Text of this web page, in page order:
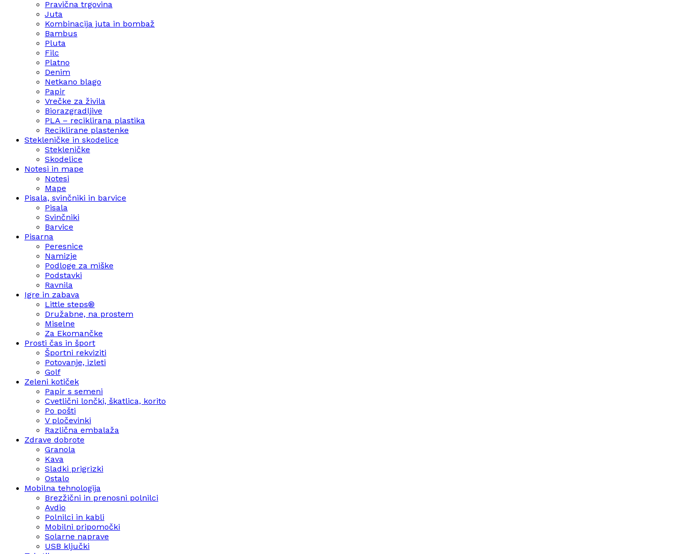
Pravična trgovina
Juta
Kombinacija juta in bombaž
Bambus
Pluta
Filc
Platno
Denim
Netkano blago
Papir
Vrečke za živila
Biorazgradljive
PLA – reciklirana plastika
Reciklirane plastenke
Stekleničke in skodelice
Stekleničke
Skodelice
Notesi in mape
Notesi
Mape
Pisala, svinčniki in barvice
Pisala
Svinčniki
Barvice
Pisarna
Peresnice
Namizje
Podloge za miške
Podstavki
Ravnila
Igre in zabava
Little steps®
Družabne, na prostem
Miselne
Za Ekomančke
Prosti čas in šport
Športni rekviziti
Potovanje, izleti
Golf
Zeleni kotiček
Papir s semeni
Cvetlični lončki, škatlica, korito
Po pošti
V pločevinki
Različna embalaža
Zdrave dobrote
Granola
Kava
Sladki prigrizki
Ostalo
Mobilna tehnologija
Brezžični in prenosni polnilci
Avdio
Polnilci in kabli
Mobilni pripomočki
Solarne naprave
USB ključki